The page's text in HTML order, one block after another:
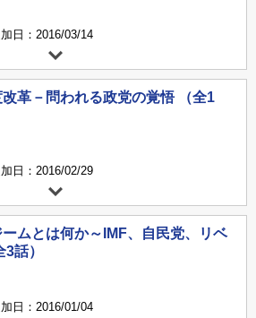
日：2016/03/14
革－問われる政党の覚悟 （全1
日：2016/02/29
ムとは何か～IMF、自民党、リベ
話）
日：2016/01/04